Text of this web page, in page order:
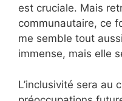
est cruciale. Mais
communautaire, ce
me semble tout
immense, mais elle
L’inclusivité sera au